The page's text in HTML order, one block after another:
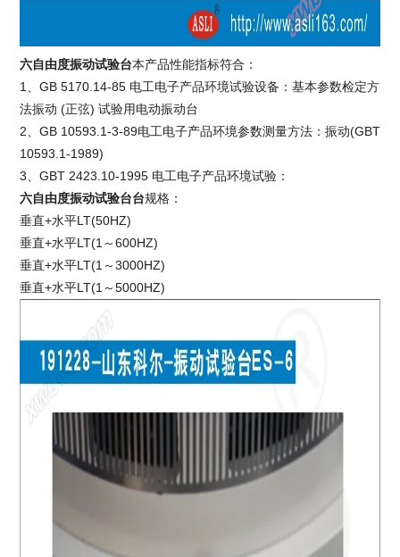
六自由度振动试验台本产品性能指标符合：
1、GB 5170.14-85 电工电子产品环境试验设备：基本参数检定方
法振动 (正弦) 试验用电动振动台
2、GB 10593.1-3-89电工电子产品环境参数测量方法：振动(GBT
10593.1-1989)
3、GBT 2423.10-1995 电工电子产品环境试验：
六自由度振动试验台台规格：
垂直+水平LT(50HZ)
垂直+水平LT(1～600HZ)
垂直+水平LT(1～3000HZ)
垂直+水平LT(1～5000HZ)